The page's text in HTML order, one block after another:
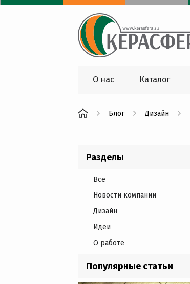
О нас Каталог
Блог Дизайн
Разделы
Все
Новости компании
Дизайн
Идеи
О работе
Популярные статьи